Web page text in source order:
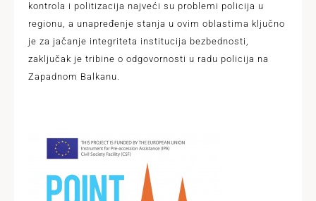
kontrola i politizacija najveći su problemi policija u
regionu, a unapređenje stanja u ovim oblastima ključno
je za jačanje integriteta institucija bezbednosti,
zaključak je tribine o odgovornosti u radu policija na
Zapadnom Balkanu.